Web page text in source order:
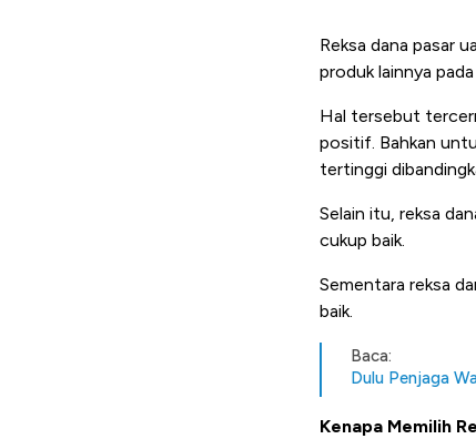
Reksa dana pasar
produk lainnya
Hal tersebut
positif. Bahkan
tertinggi
Selain itu, reksa
cukup baik.
Sementara reksa
baik.
Baca:
Dulu Penjaga
Kenapa Memilih